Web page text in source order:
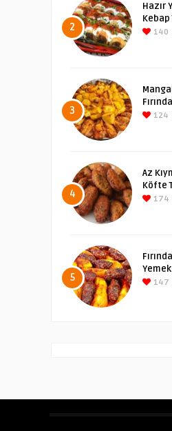
2
Hazır
140
3 124
4
Az
Köfte
174
5 147